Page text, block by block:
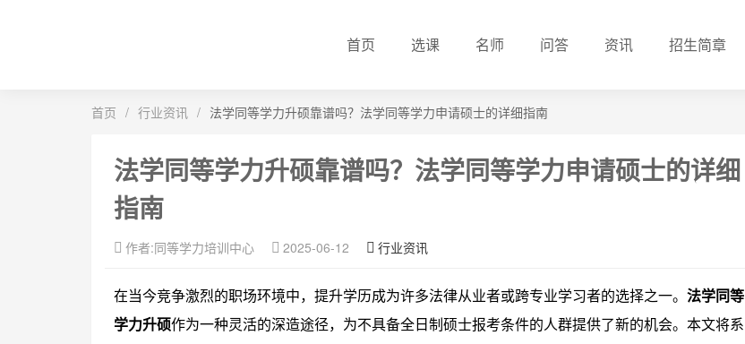
首页 选课 名师 问答 资讯 招生简章
首页 / 行业资讯 / 法学同等学力升硕靠谱吗？法学同等学力申请硕士的详细指南
法学同等学力升硕靠谱吗？法学同等学力申请硕士的详细
指南
作者:同等学力培训中心 2025-06-12 行业资讯
在当今竞争激烈的职场环境中，提升学历成为许多法律从业者或跨专业学习者的选择之一。 法学同等
学力升硕作为一种灵活的深造途径，为不具备全日制硕士报考条件的人群提供了新的机会。本文将系